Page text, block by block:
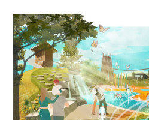
清
除
Clear
refinements
建筑
市政工程
平面设计
室内
景观